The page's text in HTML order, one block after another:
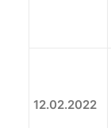
12.02.2022